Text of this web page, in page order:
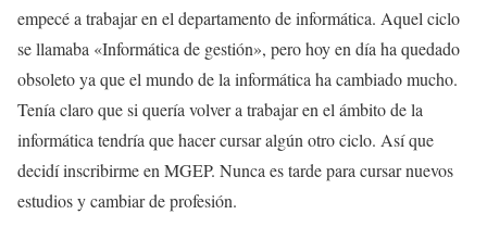
empecé a trabajar en el departamento de informática. Aquel ciclo
se llamaba «Informática de gestión», pero hoy en día ha quedado
obsoleto ya que el mundo de la informática ha cambiado mucho.
Tenía claro que si quería volver a trabajar en el ámbito de la
informática tendría que hacer cursar algún otro ciclo. Así que
decidí inscribirme en MGEP. Nunca es tarde para cursar nuevos
estudios y cambiar de profesión.